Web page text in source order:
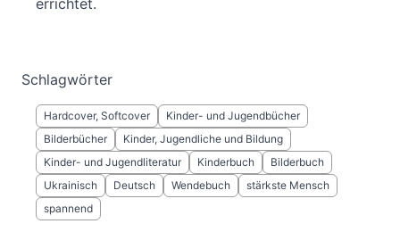
errichtet.
Schlagwörter
Hardcover, Softcover
Kinder- und Jugendbücher
Bilderbücher
Kinder, Jugendliche und Bildung
Kinder- und Jugendliteratur
Kinderbuch
Bilderbuch
Ukrainisch
Deutsch Wendebuch
stärkste Mensch
spannend